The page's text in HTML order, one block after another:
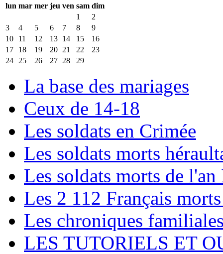
lun mar mer jeu ven sam dim
1
2
3
4 5 6 7 8
9
10
11 12 13 14 15
16
17
18 19 20 21 22
23
24
25 26 27 28 29
La base des mariages
Ceux de 14-18
Les soldats en Crimée
Les soldats morts
Les soldats morts de
Les 2 112 Français
Les chroniques
LES TUTORIELS ET